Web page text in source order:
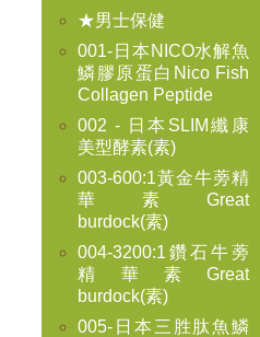
★男士保健
001-日本NICO水解魚
鱗膠原蛋白Nico Fish
Collagen Peptide
002 - 日本SLIM纖康
美型酵素(素)
003-600:1黃金牛蒡精
華素Great
burdock(素)
004-3200:1鑽石牛蒡
精華素Great
burdock(素)
005-日本三胜肽魚鱗